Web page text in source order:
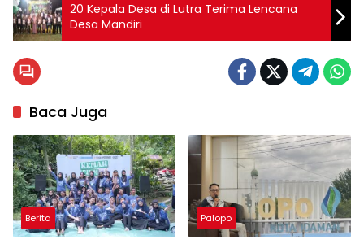
20 Kepala Desa di Lutra Terima Lencana
Desa Mandiri
Baca Juga
Berita Palopo